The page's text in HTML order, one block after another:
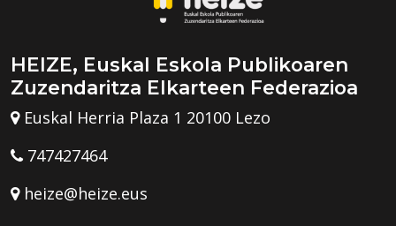
HEIZE, Euskal Eskola Publikoaren
Zuzendaritza Elkarteen Federazioa
Euskal Herria Plaza 1 20100 Lezo
747427464
heize@heize.eus